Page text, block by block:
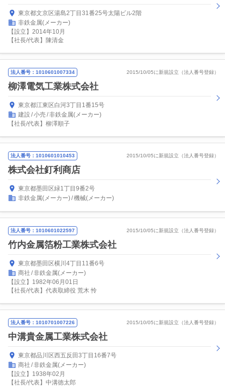
東京都文京区湯島2丁目31番25号太陽ビル2階
非鉄金属(メーカー)
【設立】2014年10月
【社長/代表】陳清金
法人番号：1010601007334 2015/10/05に新規設立（法人番号登録）
柳澤電気工業株式会社
東京都江東区白河3丁目1番15号
建設 小売 非鉄金属(メーカー)
【社長/代表】柳澤順子
法人番号：1010601010453 2015/10/05に新規設立（法人番号登録）
株式会社釘利商店
東京都墨田区緑1丁目9番2号
非鉄金属(メーカー) 機械(メーカー)
法人番号：1010601022597 2015/10/05に新規設立（法人番号登録）
竹内金属箔粉工業株式会社
東京都墨田区横川4丁目11番6号
商社 非鉄金属(メーカー)
【設立】1982年06月01日
【社長/代表】代表取締役 荒木 怜
法人番号：1010701007226 2015/10/05に新規設立（法人番号登録）
中溝貴金属工業株式会社
東京都品川区西五反田3丁目16番7号
商社 非鉄金属(メーカー)
【設立】1938年02月
【社長/代表】中溝徳太郎